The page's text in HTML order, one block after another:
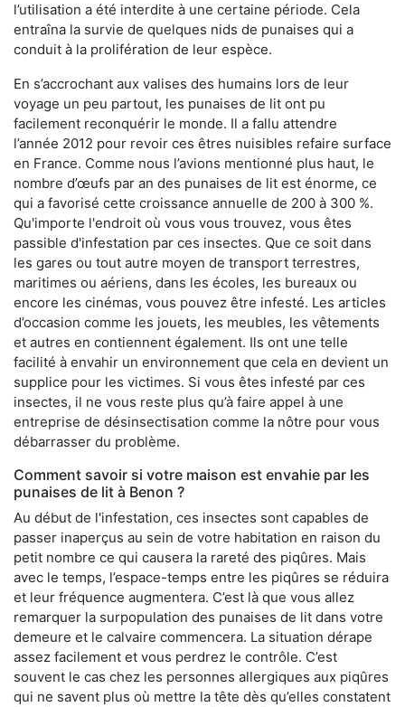
l’utilisation a été interdite à une certaine période. Cela
entraîna la survie de quelques nids de punaises qui a
conduit à la prolifération de leur espèce.
En s’accrochant aux valises des humains lors de leur
voyage un peu partout, les punaises de lit ont pu
facilement reconquérir le monde. Il a fallu attendre
l’année 2012 pour revoir ces êtres nuisibles refaire surface
en France. Comme nous l’avions mentionné plus haut, le
nombre d’œufs par an des punaises de lit est énorme, ce
qui a favorisé cette croissance annuelle de 200 à 300 %.
Qu'importe l'endroit où vous vous trouvez, vous êtes
passible d'infestation par ces insectes. Que ce soit dans
les gares ou tout autre moyen de transport terrestres,
maritimes ou aériens, dans les écoles, les bureaux ou
encore les cinémas, vous pouvez être infesté. Les articles
d’occasion comme les jouets, les meubles, les vêtements
et autres en contiennent également. Ils ont une telle
facilité à envahir un environnement que cela en devient un
supplice pour les victimes. Si vous êtes infesté par ces
insectes, il ne vous reste plus qu’à faire appel à une
entreprise de désinsectisation comme la nôtre pour vous
débarrasser du problème.
Comment savoir si votre maison est envahie par les
punaises de lit à Benon ?
Au début de l'infestation, ces insectes sont capables de
passer inaperçus au sein de votre habitation en raison du
petit nombre ce qui causera la rareté des piqûres. Mais
avec le temps, l’espace-temps entre les piqûres se réduira
et leur fréquence augmentera. C’est là que vous allez
remarquer la surpopulation des punaises de lit dans votre
demeure et le calvaire commencera. La situation dérape
assez facilement et vous perdrez le contrôle. C’est
souvent le cas chez les personnes allergiques aux piqûres
qui ne savent plus où mettre la tête dès qu’elles constatent